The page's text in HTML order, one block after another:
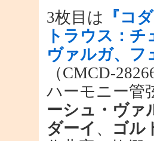
3枚目は 『コ
トラウス：
ヴァルガ、フ
（CMCD-
ハーモニー管
ーシュ・ヴァ
ダーイ 、 ゴル